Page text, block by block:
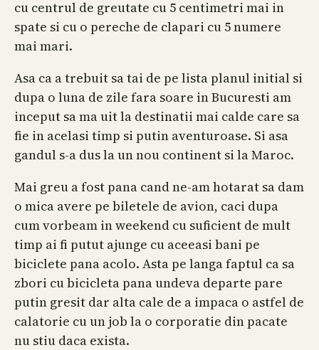
cu centrul de greutate cu 5 centimetri mai in
spate si cu o pereche de clapari cu 5 numere
mai mari.
Asa ca a trebuit sa tai de pe lista planul initial si
dupa o luna de zile fara soare in Bucuresti am
inceput sa ma uit la destinatii mai calde care sa
fie in acelasi timp si putin aventuroase. Si asa
gandul s-a dus la un nou continent si la Maroc.
Mai greu a fost pana cand ne-am hotarat sa dam
o mica avere pe biletele de avion, caci dupa
cum vorbeam in weekend cu suficient de mult
timp ai fi putut ajunge cu aceeasi bani pe
biciclete pana acolo. Asta pe langa faptul ca sa
zbori cu bicicleta pana undeva departe pare
putin gresit dar alta cale de a impaca o astfel de
calatorie cu un job la o corporatie din pacate
nu stiu daca exista.